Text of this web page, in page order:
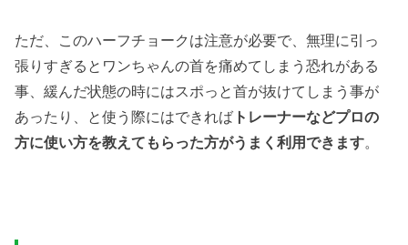
ただ、このハーフチョークは注意が必要で、無理に引っ
張りすぎるとワンちゃんの首を痛めてしまう恐れがある
事、緩んだ状態の時にはスポっと首が抜けてしまう事が
あったり、と使う際にはできれば トレーナーなどプロの
方に使い方を教えてもらった方がうまく利用できます。